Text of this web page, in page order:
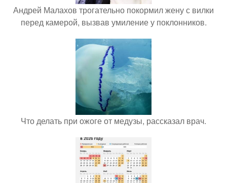
Андрей Малахов трогательно покормил жену с вилки
перед камерой, вызвав умиление у поклонников.
Что делать при ожоге от медузы, рассказал врач.